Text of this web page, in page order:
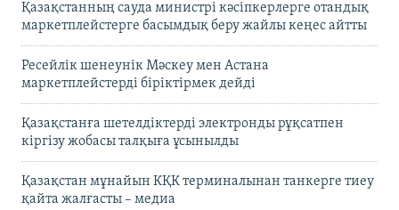
Қазақстанның сауда министрі кәсіпкерлерге отандық
маркетплейстерге басымдық беру жайлы кеңес айтты
Ресейлік шенеунік Мәскеу мен Астана
маркетплейстерді біріктірмек дейді
Қазақстанға шетелдіктерді электронды рұқсатпен
кіргізу жобасы талқыға ұсынылды
Қазақстан мұнайын КҚК терминалынан танкерге тиеу
қайта жалғасты – медиа